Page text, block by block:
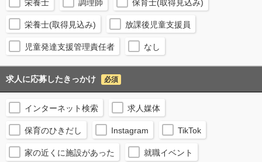
栄養士 調理師 保育士(取得見込み)
栄養士(取得見込み) 放課後児童支援員
児童発達支援管理責任者 なし
求人に応募したきっかけ 必須
インターネット検索 求人媒体
保育のひきだし Instagram TikTok
家の近くに施設があった 就職イベント